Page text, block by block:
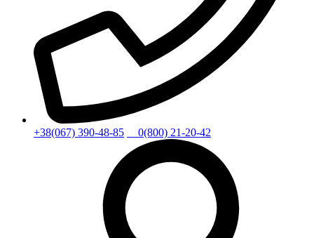
+38(067) 390-48-85 0(800) 21-20-42